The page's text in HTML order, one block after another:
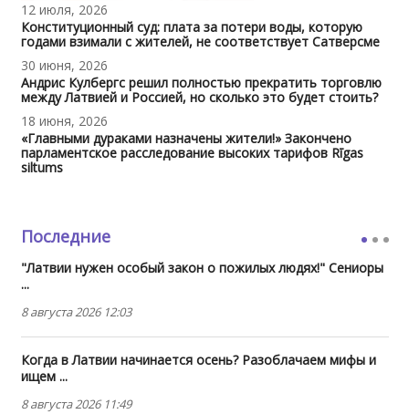
12 июля, 2026
Конституционный суд: плата за потери воды, которую
годами взимали с жителей, не соответствует Сатверсме
30 июня, 2026
Андрис Кулбергс решил полностью прекратить торговлю
между Латвией и Россией, но сколько это будет стоить?
18 июня, 2026
«Главными дураками назначены жители!» Закончено
парламентское расследование высоких тарифов Rīgas
siltums
Последние
"Латвии нужен особый закон о пожилых людях!" Сениоры
...
8 августа 2026 12:03
Когда в Латвии начинается осень? Разоблачаем мифы и
ищем ...
8 августа 2026 11:49